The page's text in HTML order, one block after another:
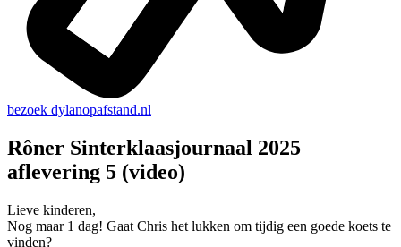
bezoek dylanopafstand.nl
Rôner Sinterklaasjournaal 2025
aflevering 5 (video)
Lieve kinderen,
Nog maar 1 dag! Gaat Chris het lukken om tijdig een goede koets te
vinden?